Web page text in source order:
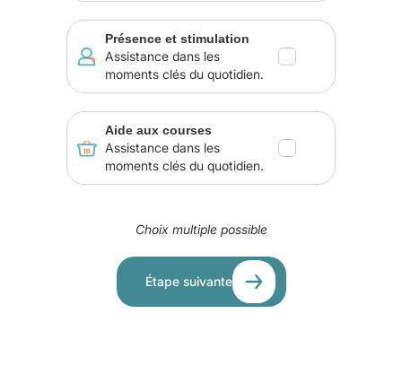
Présence et stimulation
Assistance dans les
moments clés du quotidien.
Aide aux courses
Assistance dans les
moments clés du quotidien.
Choix multiple possible
Étape suivante